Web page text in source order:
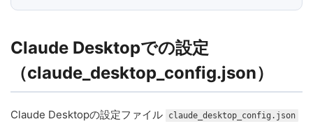
Claude Desktopでの設定
（claude_desktop_config.json）
Claude Desktopの設定ファイル claude_desktop_config.json